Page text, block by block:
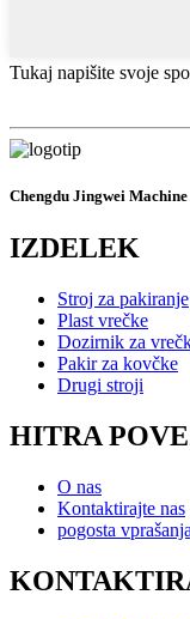
Tukaj napišite svoje
Chengdu Jingwei
IZDELEK
Stroj za pakiranje
Plast vrečke
Dozirnik za
Pakir za kovčke
Drugi stroji
HITRA
O nas
Kontaktirajte nas
pogosta vprašanja